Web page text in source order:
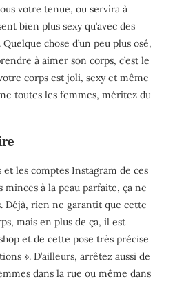
votre tenue, ou servira à
bien plus sexy qu’avec des
chose d’un peu plus osé,
à aimer son corps, c’est le
corps est joli, sexy et même
toutes les femmes, méritez du
et les comptes Instagram de ces
à la peau parfaite, ça ne
Déjà, rien ne garantit que cette
mais en plus de ça, il est
et de cette pose très précise
». D’ailleurs, arrêtez aussi de
dans la rue ou même dans